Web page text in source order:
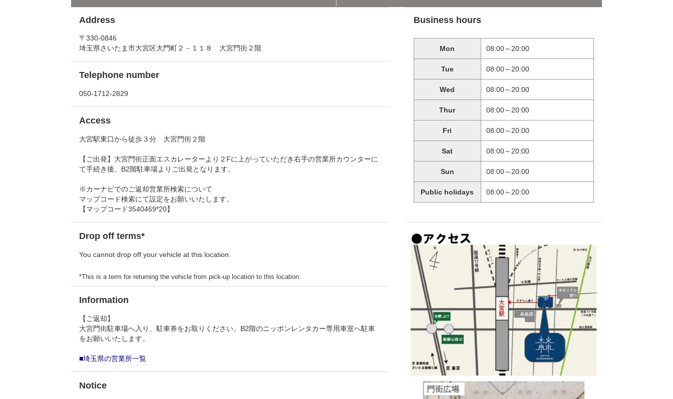
Address
〒330-0846
埼玉県さいたま市大宮区大門町２－１１８ 大宮門街２階
Telephone number
050-1712-2829
Access
大宮駅東口から徒歩３分 大宮門街２階
【ご出発】大宮門街正面エスカレーターより２Fに上がっていただき右手の営業所カウンターに
て手続き後、B2階駐車場よりご出発となります。
※カーナビでのご返却営業所検索について
マップコード検索にて設定をお願いいたします。
【マップコード3540469*20】
Business hours
Mon 08:00～20:00
Tue 08:00～20:00
Wed 08:00～20:00
Thur 08:00～20:00
Fri 08:00～20:00
Sat 08:00～20:00
Sun 08:00～20:00
Public holidays 08:00～20:00
Drop off terms*
You cannot drop off your vehicle at this location.
*This is a term for returning the vehicle from pick-up location to this location.
Information
【ご返却】
大宮門街駐車場へ入り、駐車券をお取りください。B2階のニッポンレンタカー専用車室へ駐車
をお願いいたします。
■埼玉県の営業所一覧
Notice